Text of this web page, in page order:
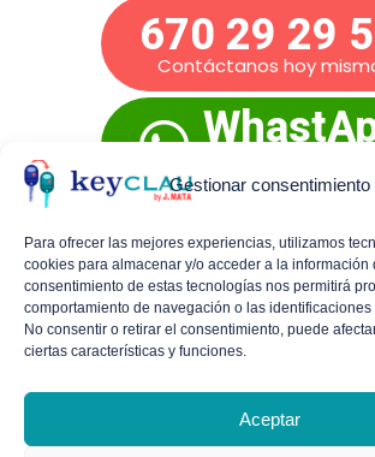
Gestionar consentimiento
Para ofrecer las mejores experiencias, utilizamos
cookies para almacenar y/o acceder a la información
consentimiento de estas tecnologías nos permitirá
comportamiento de navegación o las
No consentir o retirar el consentimiento, puede
ciertas características y funciones.
Aceptar
670 29 29
Contáctanos hoy
inmediato
Mañanas de lunes a viernes:
Tardes de lunes a jueves:De
previa.